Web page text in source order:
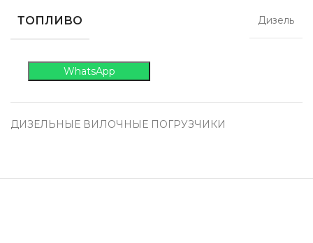
ТОПЛИВО Дизель
WhatsApp
ДИЗЕЛЬНЫЕ ВИЛОЧНЫЕ ПОГРУЗЧИКИ